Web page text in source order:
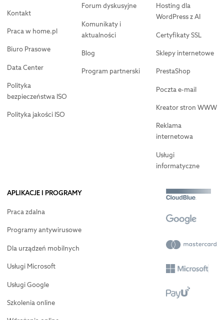
Kontakt
Praca w home.pl
Biuro Prasowe
Data Center
Polityka
bezpieczeństwa ISO
Polityka jakości ISO
Forum dyskusyjne
Komunikaty i
aktualności
Blog
Program partnerski
Hosting dla
WordPress z AI
Certyfikaty SSL
Sklepy internetowe
PrestaShop
Poczta e-mail
Kreator stron WWW
Reklama
internetowa
Usługi
informatyczne
APLIKACJE I PROGRAMY
Praca zdalna
Programy antywirusowe
Dla urządzeń mobilnych
Usługi Microsoft
Usługi Google
Szkolenia online